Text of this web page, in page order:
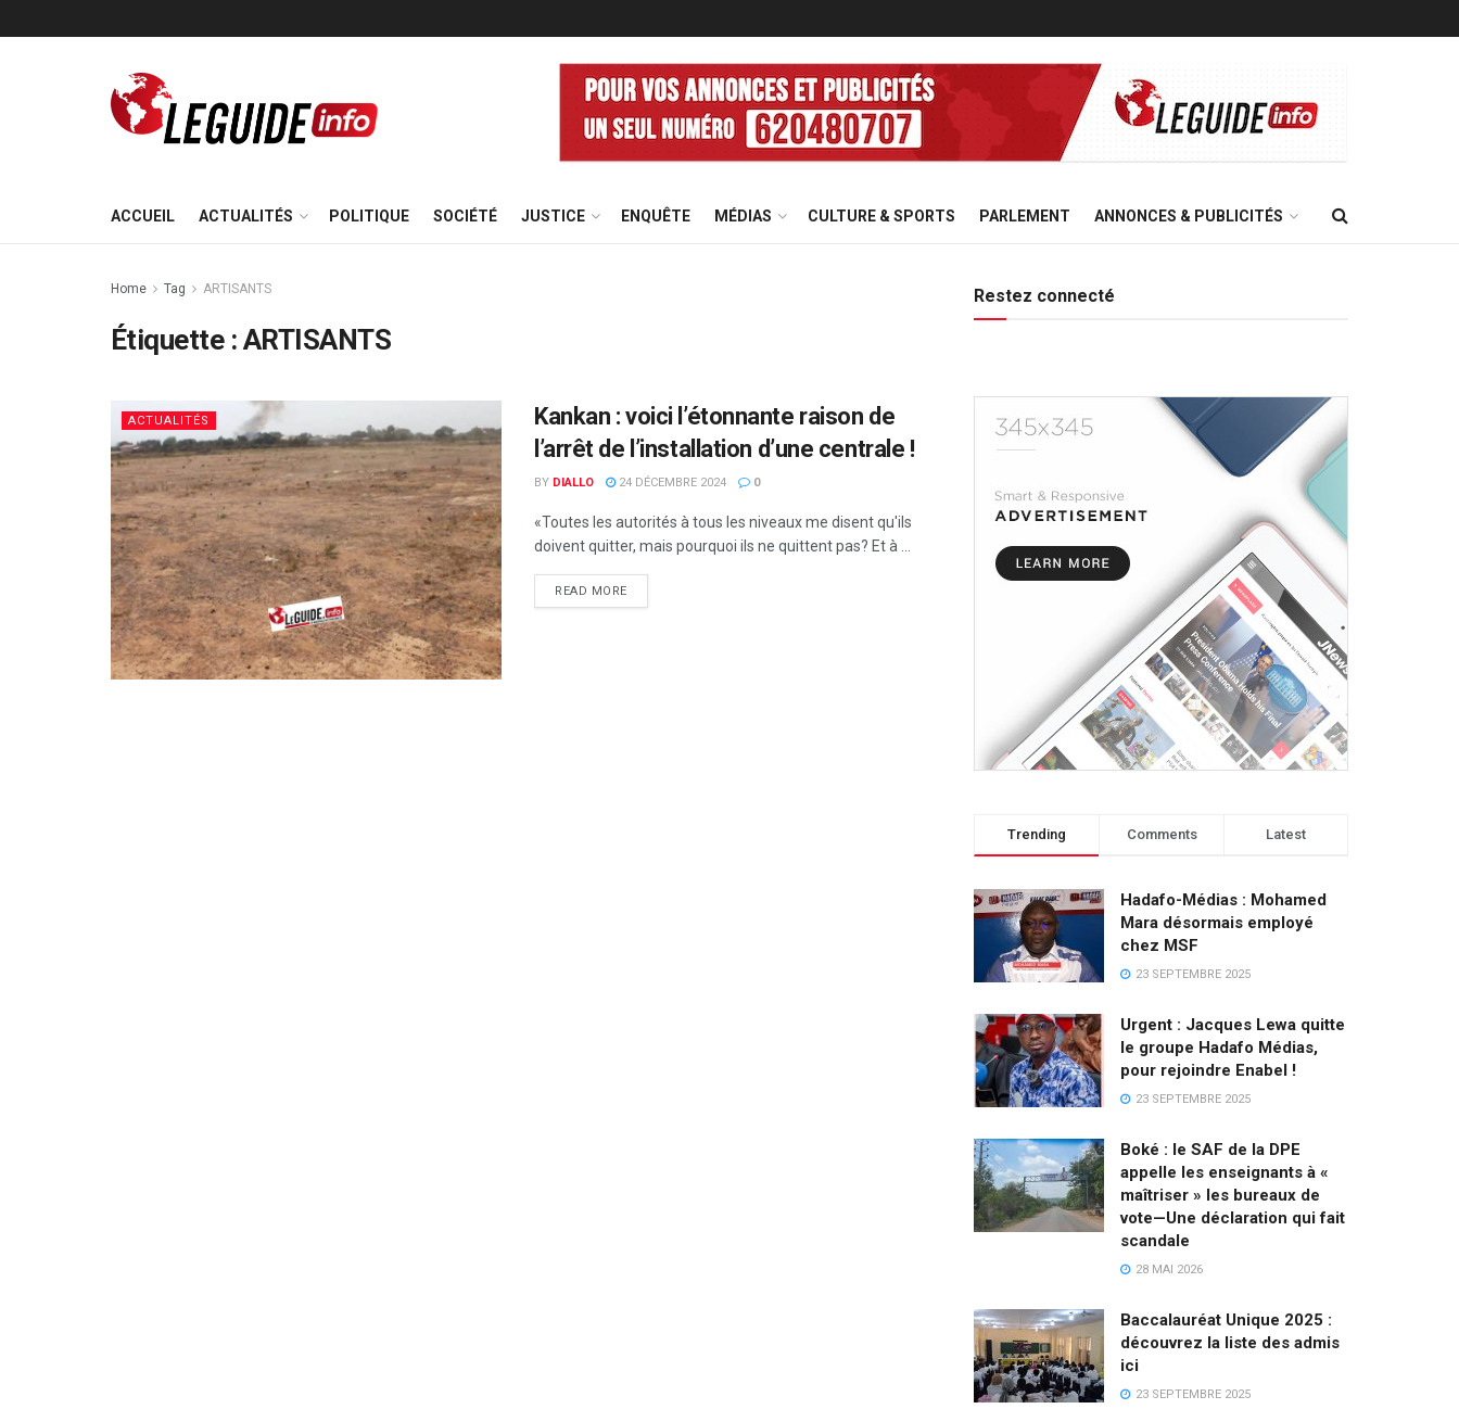
ACCUEIL ACTUALITÉS POLITIQUE SOCIÉTÉ JUSTICE ENQUÊTE MÉDIAS CULTURE & SPORTS PARLEMENT ANNONCES & PUBLICITÉS
Home Tag ARTISANTS
Étiquette : ARTISANTS
ACTUALITÉS
Kankan : voici l’étonnante raison de
l’arrêt de l’installation d’une centrale !
BY DIALLO 24 DÉCEMBRE 2024 0
«Toutes les autorités à tous les niveaux me disent qu'ils
doivent quitter, mais pourquoi ils ne quittent pas? Et à ...
READ MORE
Restez connecté
Trending Comments Latest
Hadafo-Médias : Mohamed
Mara désormais employé
chez MSF
23 SEPTEMBRE 2025
Urgent : Jacques Lewa quitte
le groupe Hadafo Médias,
pour rejoindre Enabel !
23 SEPTEMBRE 2025
Boké : le SAF de la DPE
appelle les enseignants à «
maîtriser » les bureaux de
vote—Une déclaration qui fait
scandale
28 MAI 2026
Baccalauréat Unique 2025 :
découvrez la liste des admis
ici
23 SEPTEMBRE 2025